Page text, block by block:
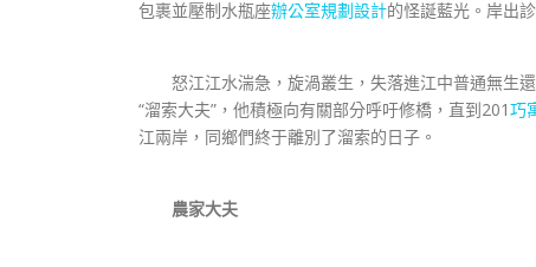
包裹並壓制水瓶座辦公室規劃設計的怪誕藍光。岸出
怒江江水湍急，旋渦叢生，失落進江中普通無生還
“溜索大夫”，他積極向有關部分呼吁修橋，直到201巧
江兩岸，同鄉們終于離別了溜索的日子。
農家大夫